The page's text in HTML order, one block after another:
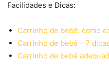
Facilidades e Dicas:
Carrinho de bebê: como
Carrinho de bebê – 7
Carrinho de bebê